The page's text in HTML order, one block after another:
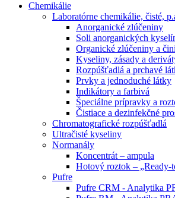
Chemikálie
Laboratórne chemikálie, čisté,
Anorganické zlúčeniny
Soli anorganických
Organické zlúčeniny a
Kyseliny, zásady a
Rozpúšťadlá a prchavé
Prvky a jednoduché látky
Indikátory a farbivá
Špeciálne prípravky a
Čistiace a dezinfekčné
Chromatografické rozpúšťadlá
Ultračisté kyseliny
Normanály
Koncentrát – ampula
Hotový roztok – „Ready-
Pufre
Pufre CRM - Analytika